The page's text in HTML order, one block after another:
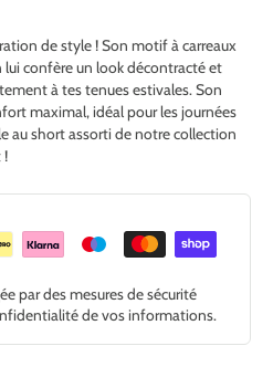
de style ! Son motif à carreaux
confère un look décontracté et
à tes tenues estivales. Son
maximal, idéal pour les journées
au short assorti de notre collection
!
par des mesures de sécurité
de vos informations.